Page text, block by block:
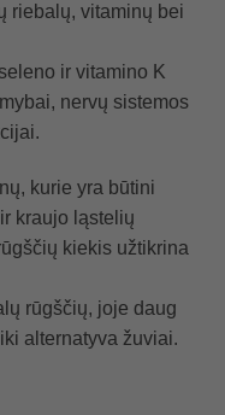
riebalų, vitaminų bei
ir vitamino K
nervų sistemos
kurie yra būtini
kraujo ląstelių
kiekis užtikrina
rūgščių, joje daug
alternatyva žuviai.